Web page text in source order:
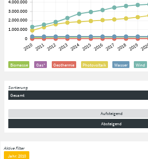
Biomasse Gas* Geothermie Photovoltaik Wasser Wind
Sortierung
Gesamt
Aufsteigend
Absteigend
Aktive Filter
Jahr: 2010